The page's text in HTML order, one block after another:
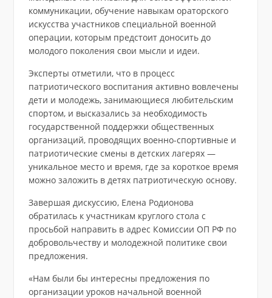
коммуникации, обучение навыкам ораторского
искусства участников специальной военной
операции, которым предстоит доносить до
молодого поколения свои мысли и идеи.
Эксперты отметили, что в процесс
патриотического воспитания активно вовлечены
дети и молодежь, занимающиеся любительским
спортом, и высказались за необходимость
государственной поддержки общественных
организаций, проводящих военно-спортивные и
патриотические смены в детских лагерях —
уникальное место и время, где за короткое время
можно заложить в детях патриотическую основу.
Завершая дискуссию, Елена Родионова
обратилась к участникам круглого стола с
просьбой направить в адрес Комиссии ОП РФ по
добровольчеству и молодежной политике свои
предложения.
«Нам были бы интересны предложения по
организации уроков начальной военной